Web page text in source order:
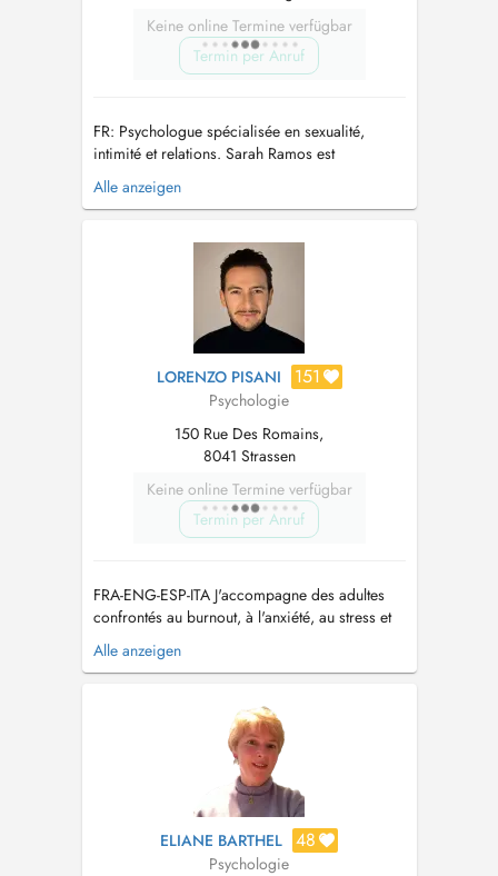
Keine online Termine verfügbar
Termin per Anruf
FR: Psychologue spécialisée en sexualité,
intimité et relations. Sarah Ramos est
psychologue, titulaire dun master en sexologie,
et vous accompagne avec bienveillance dans
la relation de couple. Elle propose un
accompagnement professionnel pou...
Alle anzeigen
LORENZO PISANI 151
Psychologie
150 Rue Des Romains,
8041 Strassen
Keine online Termine verfügbar
Termin per Anruf
FRA-ENG-ESP-ITA J'accompagne des adultes
confrontés au burnout, à l'anxiété, au stress et
aux difficultés amoureuses à retrouver clarté,
équilibre émotionnel et bien-être durable. CE
Burnout, stress et épu...
Alle anzeigen
ELIANE BARTHEL 48
Psychologie